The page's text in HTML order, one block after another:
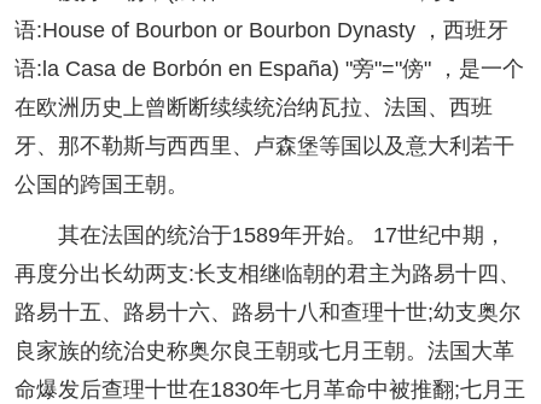
语:House of Bourbon or Bourbon Dynasty ，西班牙
语:la Casa de Borbón en España) "旁"="傍" ，是一个
在欧洲历史上曾断断续续统治纳瓦拉、法国、西班
牙、那不勒斯与西西里、卢森堡等国以及意大利若干
公国的跨国王朝。
其在法国的统治于1589年开始。 17世纪中期，
再度分出长幼两支:长支相继临朝的君主为路易十四、
路易十五、路易十六、路易十八和查理十世;幼支奥尔
良家族的统治史称奥尔良王朝或七月王朝。法国大革
命爆发后查理十世在1830年七月革命中被推翻;七月王